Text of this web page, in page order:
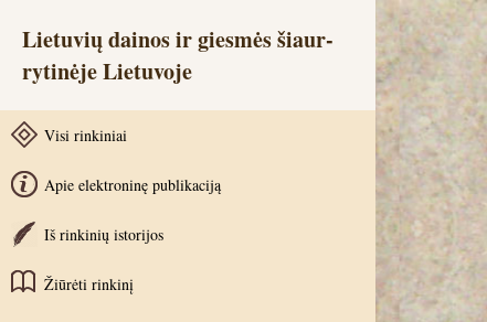
Lietuvių dainos ir giesmės šiaur-
rytinėje Lietuvoje
Visi rinkiniai
Apie elektroninę publikaciją
Iš rinkinių istorijos
Žiūrėti rinkinį